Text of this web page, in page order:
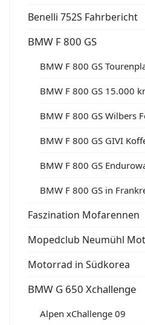
Benelli 752S Fahrbericht
BMW F 800 GS
BMW F 800 GS
BMW F 800 GS 15.000
BMW F 800 GS Wilbers
BMW F 800 GS GIVI
BMW F 800 GS
BMW F 800 GS in
Faszination Mofarennen
Mopedclub Neumühl
Motorrad in Südkorea
BMW G 650 Xchallenge
Alpen xChallenge 09